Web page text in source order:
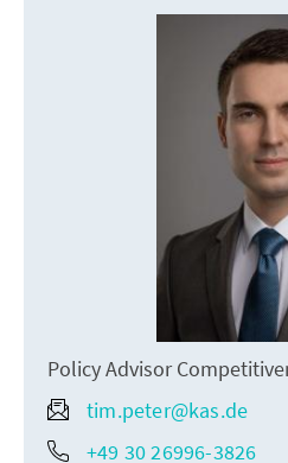
Policy Advisor
tim.peter@kas.de
+49 30 26996-3826